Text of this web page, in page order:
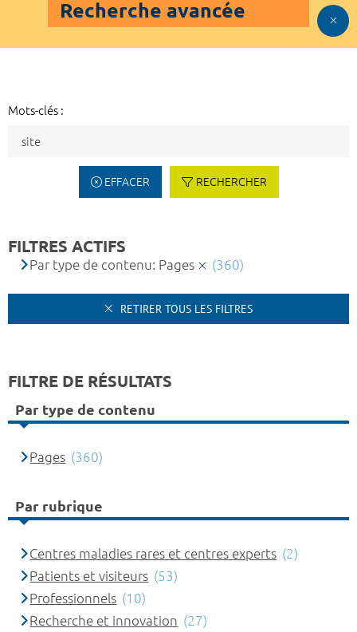
Recherche avancée
Mots-clés :
EFFACER RECHERCHER
FILTRES ACTIFS
Par type de contenu: Pages (360)
RETIRER TOUS LES FILTRES
FILTRE DE RÉSULTATS
Par type de contenu
Pages (360)
Par rubrique
Centres maladies rares et centres experts (2)
Patients et visiteurs (53)
Professionnels (10)
Recherche et innovation (27)